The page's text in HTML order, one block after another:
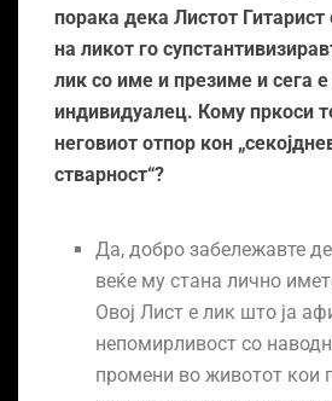
порака дека Листот
на ликот го
лик со име и презиме и сега
индивидуалец. Кому пркоси
неговиот отпор кон
стварност“?
Да, добро забележавте
веќе му стана лично
Овој Лист е лик што ја
непомирливост со
промени во животот кои